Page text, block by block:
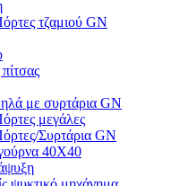
τζαμιού GN
με συρτάρια GN
μεγάλες
Συρτάρια GN
40Χ40